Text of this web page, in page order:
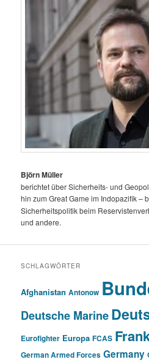
Björn Müller
berichtet über Sicherheits- und
hin zum Great Game im Indopazifik –
Sicherheitspolitik beim
und andere.
SCHLAGWÖRTER
Afghanistan Antonow
Deutsche Marine
Eurofighter Europa FCAS
German Armed Forces Germany